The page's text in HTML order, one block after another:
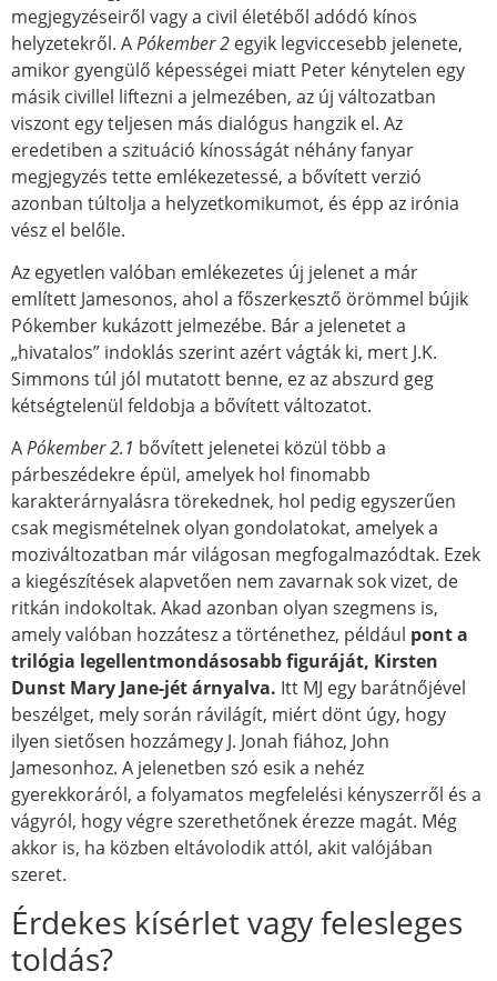
megjegyzéseiről vagy a civil életéből adódó kínos
helyzetekről. APókember 2 egyik legviccesebb jelenete,
amikor gyengülő képességei miatt Peter kénytelen egy
másik civillel liftezni a jelmezében, az új változatban
viszont egy teljesen más dialógus hangzik el. Az
eredetiben a szituáció kínosságát néhány fanyar
megjegyzés tette emlékezetessé, a bővített verzió
azonban túltolja a helyzetkomikumot, és épp az irónia
vész el belőle.
Az egyetlen valóban emlékezetes új jelenet a már
említett Jamesonos, ahol a főszerkesztő örömmel bújik
Pókember kukázott jelmezébe. Bár a jelenetet a
„hivatalos” indoklás szerint azért vágták ki, mert J.K.
Simmons túl jól mutatott benne, ez az abszurd geg
kétségtelenül feldobja a bővített változatot.
APókember 2.1 bővített jelenetei közül több a
párbeszédekre épül, amelyek hol finomabb
karakterárnyalásra törekednek, hol pedig egyszerűen
csak megismételnek olyan gondolatokat, amelyek a
moziváltozatban már világosan megfogalmazódtak. Ezek
a kiegészítések alapvetően nem zavarnak sok vizet, de
ritkán indokoltak. Akad azonban olyan szegmens is,
amely valóban hozzátesz a történethez, például pont a
trilógia legellentmondásosabb figuráját, Kirsten
Dunst Mary Jane-jét árnyalva. Itt MJ egy barátnőjével
beszélget, mely során rávilágít, miért dönt úgy, hogy
ilyen sietősen hozzámegy J. Jonah fiához, John
Jamesonhoz. A jelenetben szó esik a nehéz
gyerekkoráról, a folyamatos megfelelési kényszerről és a
vágyról, hogy végre szerethetőnek érezze magát. Még
akkor is, ha közben eltávolodik attól, akit valójában
szeret.
Érdekes kísérlet vagy felesleges
toldás?